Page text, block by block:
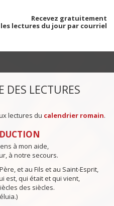
Recevez gratuitement
les lectures du jour par courriel
DES LECTURES
lectures du calendrier romain.
à mon aide,
à notre secours.
et au Fils et au Saint-Esprit,
est, qui était et qui vient,
des siècles.